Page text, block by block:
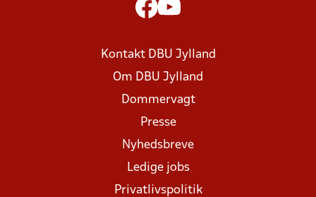
Kontakt DBU Jylland
Om DBU Jylland
Dommervagt
Presse
Nyhedsbreve
Ledige jobs
Privatlivspolitik